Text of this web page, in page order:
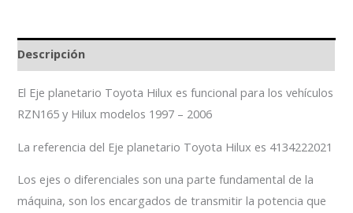
Descripción
El Eje planetario Toyota Hilux es funcional para los vehículos
RZN165 y Hilux modelos 1997 – 2006
La referencia del Eje planetario Toyota Hilux es 4134222021
Los ejes o diferenciales son una parte fundamental de la
máquina, son los encargados de transmitir la potencia que